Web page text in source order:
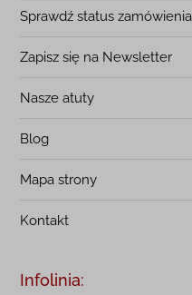
Sprawdź status zamówienia
Zapisz się na Newsletter
Nasze atuty
Blog
Mapa strony
Kontakt
Infolinia: